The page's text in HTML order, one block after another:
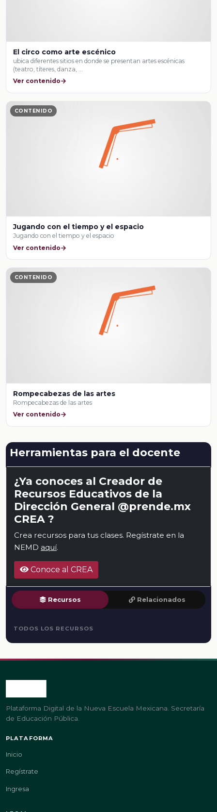
El circo como arte escénico
ubica diferentes sitios en donde se presentan artes escénicas
(teatro, títeres, danza, …
Ver contenido
CONTENIDO
Jugando con el tiempo y el espacio
Jugando con el tiempo y el espacio
Ver contenido
CONTENIDO
Rompecabezas de las artes
Rompecabezas de las artes
Ver contenido
Herramientas para el docente
¿Ya conoces al Creador de
Recursos Educativos de la
Dirección General @prende.mx
CREA ?
Crea recursos para tus clases. Regístrate en la
NEMD aquí.
Conoce al CREA
Recursos Relacionados
TODOS LOS RECURSOS
Plataforma Digital de la Nueva Escuela Mexicana. Secretaría
de Educación Pública.
PLATAFORMA
Inicio
Regístrate
Ingresa